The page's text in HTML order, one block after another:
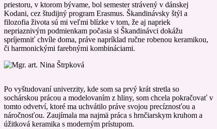
priestoru, v ktorom bývame, bol semester strávený v dánskej
Kodani, cez študijný program Erasmus. Škandinávsky štýl a
filozofia života sú mi veľmi blízke v tom, že aj napriek
nepriaznivým podmienkam počasia si Škandinávci dokážu
spríjemniť chvíle doma, práve napríklad ručne robenou keramikou,
či harmonickými farebnými kombináciami.
Po vyštudovaní univerzity, kde som sa prvý krát stretla so
sochárskou prácou a modelovaním z hliny, som chcela pokračovať v
tomto odvetví, ktoré ma uchvátilo práve svojou precíznosťou a
náročnosťou. Zaujímala ma najmä práca s hrnčiarskym kruhom a
úžitková keramika s moderným prístupom.